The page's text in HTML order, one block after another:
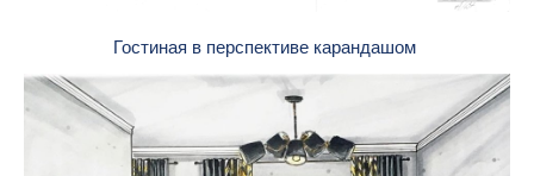
Гостиная в перспективе карандашом